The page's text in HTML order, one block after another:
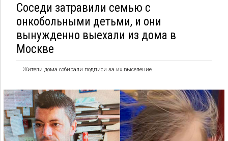
Соседи затравили семью с
онкобольными детьми, и они
вынужденно выехали из дома в
Москве
Жители дома собирали подписи за их выселение.